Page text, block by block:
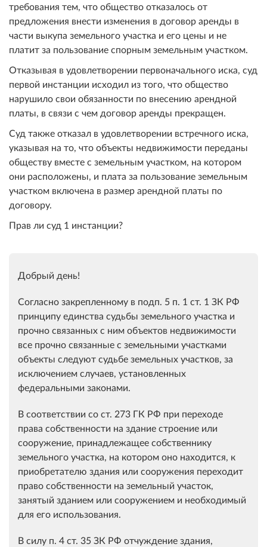
требования тем, что общество отказалось от
предложения внести изменения в договор аренды в
части выкупа земельного участка и его цены и не
платит за пользование спорным земельным участком.
Отказывая в удовлетворении первоначального иска, суд
первой инстанции исходил из того, что общество
нарушило свои обязанности по внесению арендной
платы, в связи с чем договор аренды прекращен.
Суд также отказал в удовлетворении встречного иска,
указывая на то, что объекты недвижимости переданы
обществу вместе с земельным участком, на котором
они расположены, и плата за пользование земельным
участком включена в размер арендной платы по
договору.
Прав ли суд 1 инстанции?
Добрый день!
Согласно закрепленному в подп. 5 п. 1 ст. 1 ЗК РФ
принципу единства судьбы земельного участка и
прочно связанных с ним объектов недвижимости
все прочно связанные с земельными участками
объекты следуют судьбе земельных участков, за
исключением случаев, установленных
федеральными законами.
В соответствии со ст. 273 ГК РФ при переходе
права собственности на здание строение или
сооружение, принадлежащее собственнику
земельного участка, на котором оно находится, к
приобретателю здания или сооружения переходит
право собственности на земельный участок,
занятый зданием или сооружением и необходимый
для его использования.
В силу п. 4 ст. 35 ЗК РФ отчуждение здания,